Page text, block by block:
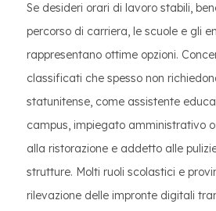
Se desideri orari di lavoro stabili,
percorso di carriera, le scuole e gli
rappresentano ottime opzioni.
classificati che spesso non
statunitense, come assistente
campus, impiegato amministrativo
alla ristorazione e addetto alle
strutture. Molti ruoli scolastici e
rilevazione delle impronte digitali